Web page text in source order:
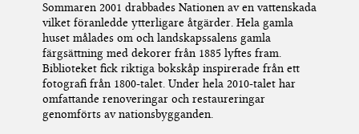
Sommaren 2001 drabbades Nationen av en vattenskada
vilket föranledde ytterligare åtgärder. Hela gamla
huset målades om och landskapssalens gamla
färgsättning med dekorer från 1885 lyftes fram.
Biblioteket fick riktiga bokskåp inspirerade från ett
fotografi från 1800-talet. Under hela 2010-talet har
omfattande renoveringar och restaureringar
genomförtsavnationsbygganden.